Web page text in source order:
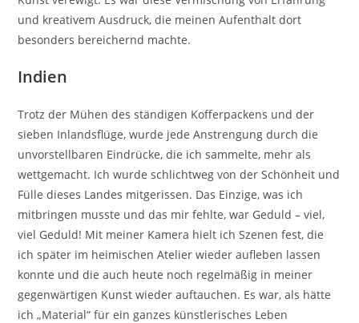
und kreativem Ausdruck, die meinen Aufenthalt dort
besonders bereichernd machte.
Indien
Trotz der Mühen des ständigen Kofferpackens und der
sieben Inlandsflüge, wurde jede Anstrengung durch die
unvorstellbaren Eindrücke, die ich sammelte, mehr als
wettgemacht. Ich wurde schlichtweg von der Schönheit und
Fülle dieses Landes mitgerissen. Das Einzige, was ich
mitbringen musste und das mir fehlte, war Geduld – viel,
viel Geduld! Mit meiner Kamera hielt ich Szenen fest, die
ich später im heimischen Atelier wieder aufleben lassen
konnte und die auch heute noch regelmäßig in meiner
gegenwärtigen Kunst wieder auftauchen. Es war, als hätte
ich „Material“ für ein ganzes künstlerisches Leben